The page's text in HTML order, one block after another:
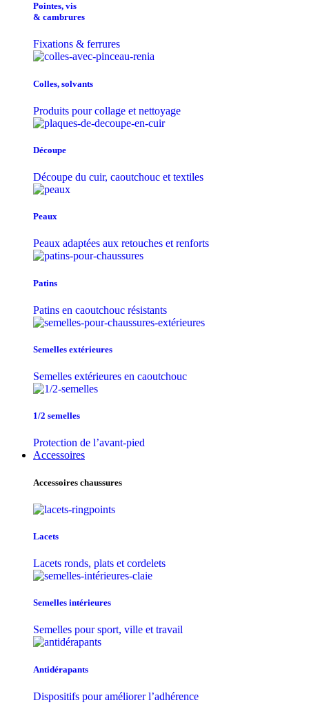
Pointes, vis
& cambrures
Fixations & ferrures
Colles, solvants
Produits pour collage et nettoyage
Découpe
Découpe du cuir, caoutchouc et textiles
Peaux
Peaux adaptées aux retouches et renforts
Patins
Patins en caoutchouc résistants
Semelles extérieures
Semelles extérieures en caoutchouc
1/2 semelles
Protection de l’avant-pied
Accessoires
Accessoires chaussures
Lacets
Lacets ronds, plats et cordelets
Semelles intérieures
Semelles pour sport, ville et travail
Antidérapants
Dispositifs pour améliorer l’adhérence